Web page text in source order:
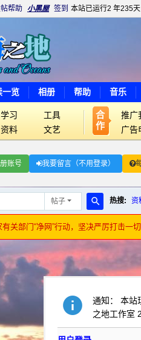
帮助 小黑屋 本站已运行2 年235
签到
一览 相册 帮助 音乐
学习
工具
资料 文艺
合
作
推广
广告
账号 我要留言（不用登录）
帖子
搜
热搜: 资
关部门“净网”行动，坚决严厉打击一
通知： 本站
之地工作室